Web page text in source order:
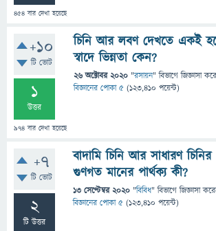
454 বার দেখা হয়েছে
+10
টি ভোট
1
উত্তর
974 বার দেখা হয়েছে
চিনি আর লবণ দেখতে একই
স্বাদে ভিন্নতা কেন?
26 অক্টোবর 2020 "রসায়ন" বিভাগে জিজ্ঞাসা
বিজ্ঞানের পোকা ৫ (123,410 পয়েন্ট)
+7
টি ভোট
2
টি উত্তর
বাদামি চিনি আর সাধারণ চিনির
গুণগত মানের পার্থক্য কী?
13 সেপ্টেম্বর 2020 "বিবিধ" বিভাগে জিজ্ঞাসা
বিজ্ঞানের পোকা ৫ (123,410 পয়েন্ট)